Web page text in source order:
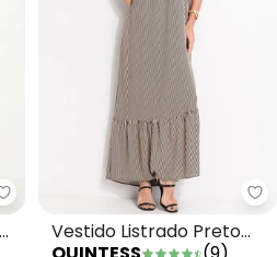
Quintess - Vestido Azul Escuro
Vestido Listrado Preto